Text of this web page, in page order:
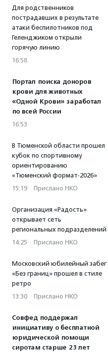
Для родственников
пострадавших в результате
атаки беспилотников под
Геленджиком открыли
горячую линию
16:58
Портал поиска доноров
крови для животных
«Одной Крови» заработал
по всей России
16:53
В Тюменской области прошел
кубок по спортивному
ориентированию
«Тюменский формат-2026»
15:19 · Прислано НКО
Организация «Радость»
открывает сеть
региональных подразделений
14:25 · Прислано НКО
Московский юбилейный забег
«Без границ» прошел в стиле
ретро
13:30 · Прислано НКО
Совфед поддержал
инициативу о бесплатной
юридической помощи
сиротам старше 23 лет